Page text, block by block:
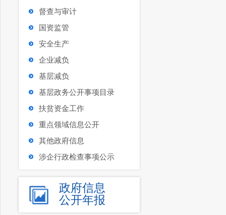
督查与审计
国资监管
安全生产
企业减负
基层减负
基层政务公开事项目录
扶贫资金工作
重点领域信息公开
其他政府信息
涉企行政检查事项公示
政府信息
公开年报